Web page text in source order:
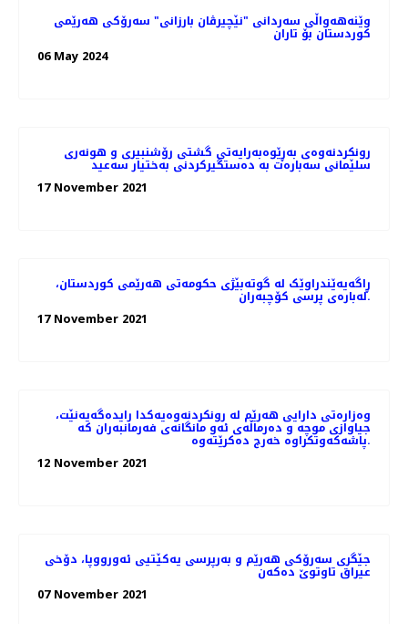
وێنه‌هه‌واڵی سه‌ردانی "نێچیرڤان بارزانی" سەرۆکی هەرێمی
کوردستان بۆ تاران
06 May 2024
رونکردنەوەی بەڕێوەبەرایەتی گشتی رۆشنبیری و هونەری
سلێمانی سەبارەت بە دەستگیرکردنی بەختیار سەعید
17 November 2021
ڕاگەیەێندراوێک لە گوتەبێژی حکومەتی ھەرێمی کوردستان،
لەبارەی پرسی کۆچبەران.
17 November 2021
وەزارەتی دارایی هەرێم لە رونکردنەوەیەکدا رایدەگەیەنێت،
جیاوازی موچە و دەرماڵەی ئەو مانگانەی فەرمانبەران کە
پاشەکەوتکراوە خەرج دەکرێتەوە.
12 November 2021
جێگری سەرۆکی هەرێم و بەرپرسی یەکێتیی ئەورووپا، دۆخى
عيراق تاوتوێ ده‌كه‌ن
07 November 2021